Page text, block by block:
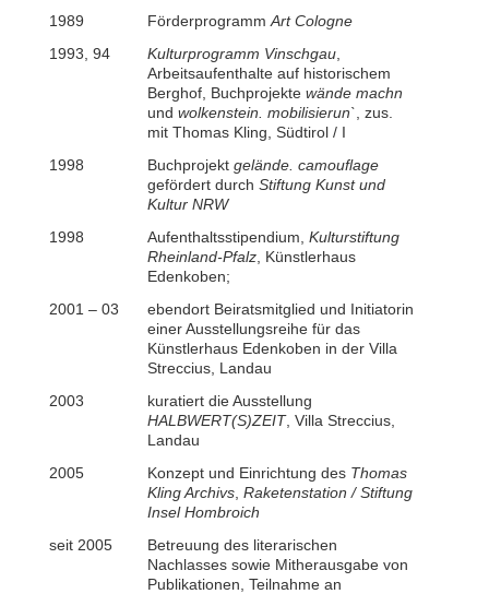
1989
Förderprogramm Art Cologne
1993, 94
Kulturprogramm Vinschgau,
Arbeitsaufenthalte auf historischem
Berghof, Buchprojekte wände machn
und wolkenstein. mobilisierun` , zus.
mit Thomas Kling, Südtirol / I
1998
Buchprojekt gelände. camouflage
gefördert durch Stiftung Kunst und
Kultur NRW
1998
Aufenthaltsstipendium, Kulturstiftung
Rheinland-Pfalz, Künstlerhaus
Edenkoben;
2001 – 03
ebendort Beiratsmitglied und Initiatorin
einer Ausstellungsreihe für das
Künstlerhaus Edenkoben in der Villa
Streccius, Landau
2003
kuratiert die Ausstellung
HALBWERT(S)ZEIT, Villa Streccius,
Landau
2005
Konzept und Einrichtung des Thomas
Kling Archivs, Raketenstation / Stiftung
Insel Hombroich
seit 2005
Betreuung des literarischen
Nachlasses sowie Mitherausgabe von
Publikationen, Teilnahme an